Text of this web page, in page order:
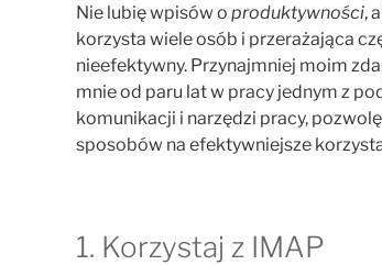
Nie lubię wpisów o produktywności,
korzysta wiele osób i przerażająca
nieefektywny. Przynajmniej moim
mnie od paru lat w pracy jednym z
komunikacji i narzędzi pracy,
sposobów na efektywniejsze
1. Korzystaj z IMAP